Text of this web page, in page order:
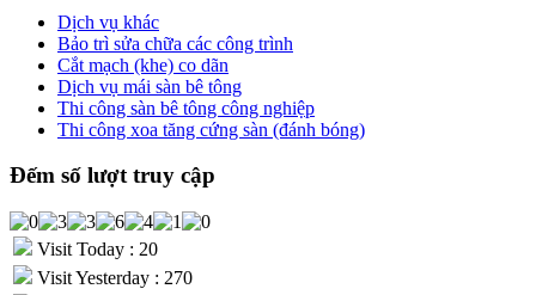
Dịch vụ khác
Bảo trì sửa chữa các công trình
Cắt mạch (khe) co dãn
Dịch vụ mái sàn bê tông
Thi công sàn bê tông công nghiệp
Thi công xoa tăng cứng sàn (đánh bóng)
Đếm số lượt truy cập
Visit Today : 20
Visit Yesterday : 270